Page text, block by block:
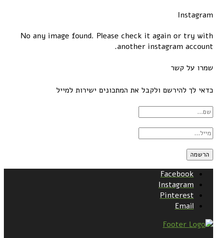
Instagram
No any image found. Please check it again or try with
another instagram account.
שמרו על קשר
כדאי לך להירשם ולקבל את המתכונים ישירות למייל
Facebook
Instagram
Pinterest
Email